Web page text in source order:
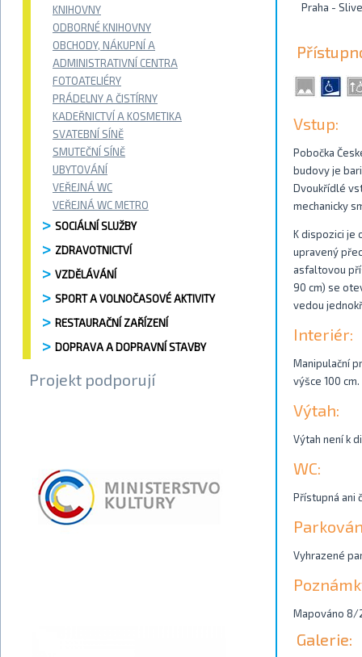
KNIHOVNY
ODBORNÉ KNIHOVNY
OBCHODY, NÁKUPNÍ A
ADMINISTRATIVNÍ CENTRA
FOTOATELIÉRY
PRÁDELNY A ČISTÍRNY
KADEŘNICTVÍ A KOSMETIKA
SVATEBNÍ SÍNĚ
SMUTEČNÍ SÍNĚ
UBYTOVÁNÍ
VEŘEJNÁ WC
VEŘEJNÁ WC METRO
SOCIÁLNÍ SLUŽBY
ZDRAVOTNICTVÍ
VZDĚLÁVÁNÍ
SPORT A VOLNOČASOVÉ AKTIVITY
RESTAURAČNÍ ZAŘÍZENÍ
DOPRAVA A DOPRAVNÍ STAVBY
Projekt podporují
Praha -
Vstup:
Pobočka
budovy je
Dvoukřídlé
mechanicky
K dispozici je
upravený
asfaltovou
90 cm) se
vedou
Interiér:
Manipulační
výšce 100 cm.
Výtah:
Výtah není k
WC:
Přístupná ani
Vyhrazené
Mapováno 8/
Galerie: